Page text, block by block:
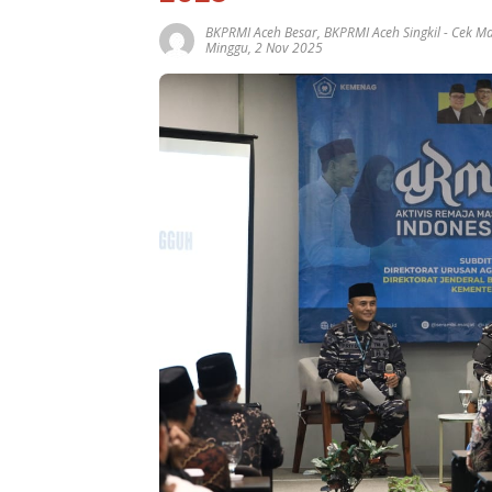
BKPRMI Aceh Besar, BKPRMI Aceh Singkil- Cek
Minggu, 2 Nov 2025